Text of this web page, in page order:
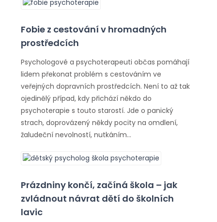
Fobie z cestování v hromadných
prostředcích
Psychologové a psychoterapeuti občas pomáhají
lidem překonat problém s cestováním ve
veřejných dopravních prostředcích. Není to až tak
ojedinělý případ, kdy přichází někdo do
psychoterapie s touto starostí. Jde o panický
strach, doprovázený někdy pocity na omdlení,
žaludeční nevolností, nutkáním…
Prázdniny končí, začíná škola – jak
zvládnout návrat dětí do školních
lavic